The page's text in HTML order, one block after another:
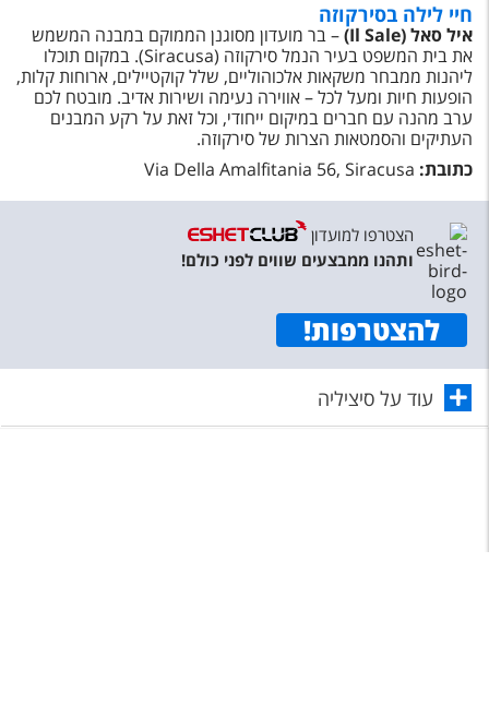
חיי לילה בסירקוזה
איל סאל(
Il Sale
)– בר מועדון מסוגנן הממוקם במבנה המשמש
את בית המשפט בעיר הנמל סירקוזה (Siracusa). במקום תוכלו
ליהנות ממבחר משקאות אלכוהוליים, שלל קוקטיילים, ארוחות קלות,
הופעות חיות ומעל לכל – אווירה נעימה ושירות אדיב. מובטח לכם
ערב מהנה עם חברים במיקום ייחודי, וכל זאת על רקע המבנים
העתיקים והסמטאות הצרות של סירקוזה.
כתובת: Via Della Amalfitania 56, Siracusa
הצטרפו למועדון
ותהנו ממבצעים שווים לפני כולם!
להצטרפות!
עוד על סיציליה